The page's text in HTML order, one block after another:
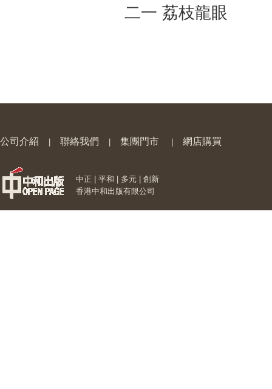
二一 荔枝龍眼
公司介紹 聯絡我們 集團門市 網店購買
中正 | 平和 | 多元 | 創新
香港中和出版有限公司